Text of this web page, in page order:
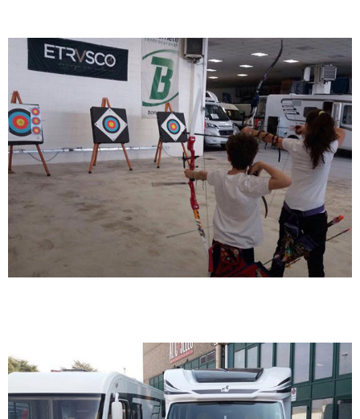
Utilizziamo i cookie per personalizzare contenuti ed
annunci, per fornire funzionalità dei social media e per
analizzare il nostro traffico. Condividiamo inoltre
informazioni sul modo in cui utilizza il nostro sito con i
nostri partner che si occupano di analisi dei dati web,
pubblicità e social media, i quali potrebbero combinarle
con altre informazioni che ha fornito loro o che hanno
raccolto dal suo utilizzo dei loro servizi.